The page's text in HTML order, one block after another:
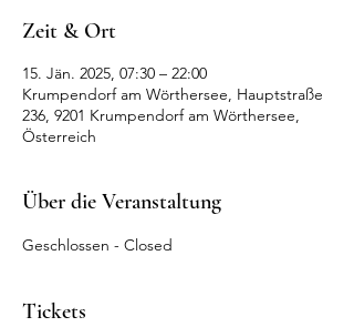
Zeit & Ort
15. Jän. 2025, 07:30 – 22:00
Krumpendorf am Wörthersee, Hauptstraße
236, 9201 Krumpendorf am Wörthersee,
Österreich
Über die Veranstaltung
Geschlossen - Closed
Tickets